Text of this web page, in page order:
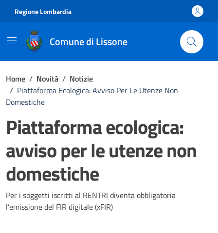
Regione Lombardia
Comune di Lissone
Home / Novità / Notizie
/ Piattaforma Ecologica: Avviso Per Le Utenze Non
Domestiche
Piattaforma ecologica:
avviso per le utenze non
domestiche
Dettagli della notizia
Per i soggetti iscritti al RENTRI diventa obbligatoria
l’emissione del FIR digitale (xFIR)